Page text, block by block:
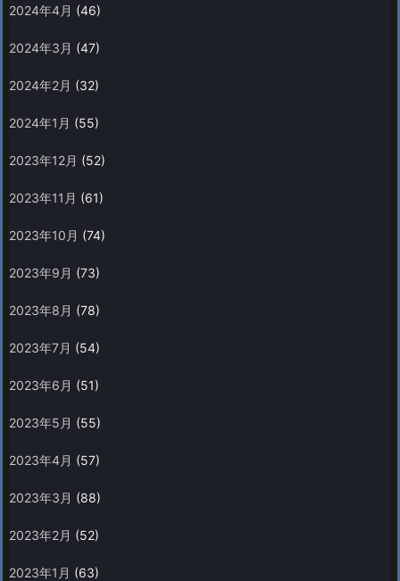
2024年4月 (46)
2024年3月 (47)
2024年2月 (32)
2024年1月 (55)
2023年12月 (52)
2023年11月 (61)
2023年10月 (74)
2023年9月 (73)
2023年8月 (78)
2023年7月 (54)
2023年6月 (51)
2023年5月 (55)
2023年4月 (57)
2023年3月 (88)
2023年2月 (52)
2023年1月 (63)